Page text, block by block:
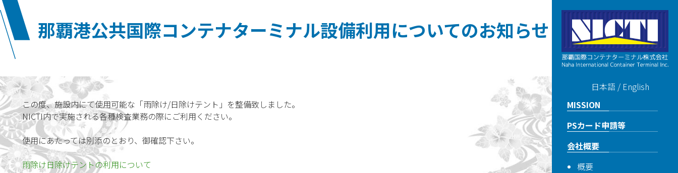
日本語/ English
MISSION
PSカード申請等
会社概要
概要
那覇港公共国際コンテナターミナル設備利用についてのお知らせ
この度、施設内にて使用可能な「雨除け/日除けテント」を整備致しました。
NICTI内で実施される各種検査業務の際にご利用ください。
使用にあたっては別添のとおり、御確認下さい。
雨除け日除けテントの利用について